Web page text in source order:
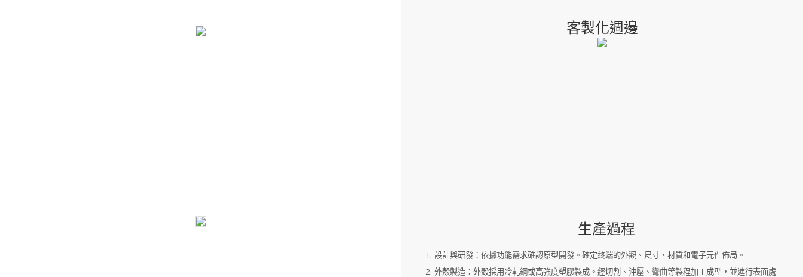
客製化週邊
生產過程
1. 設計與研發：依據功能需求確認原型開發。確定終端的外觀、尺寸、材質和電子元件佈局。
2. 外殼製造：外殼採用冷軋鋼或高強度塑膠製成。經切割、沖壓、彎曲等製程加工成型，並進行表面處